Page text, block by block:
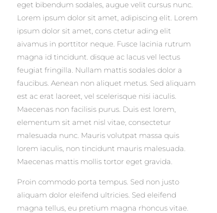
eget bibendum sodales, augue velit cursus nunc.
Lorem ipsum dolor sit amet, adipiscing elit. Lorem
ipsum dolor sit amet, cons ctetur ading elit
aivamus in porttitor neque. Fusce lacinia rutrum
magna id tincidunt. disque ac lacus vel lectus
feugiat fringilla. Nullam mattis sodales dolor a
faucibus. Aenean non aliquet metus. Sed aliquam
est ac erat laoreet, vel scelerisque nisi iaculis.
Maecenas non facilisis purus. Duis est lorem,
elementum sit amet nisl vitae, consectetur
malesuada nunc. Mauris volutpat massa quis
lorem iaculis, non tincidunt mauris malesuada.
Maecenas mattis mollis tortor eget gravida.
Proin commodo porta tempus. Sed non justo
aliquam dolor eleifend ultricies. Sed eleifend
magna tellus, eu pretium magna rhoncus vitae.